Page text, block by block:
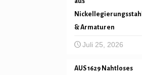
Nickellegierungsstahl
& Armaturen
Juli 25, 2026
AUS 1629 Nahtloses